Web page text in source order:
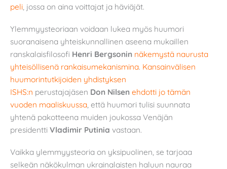
peli, jossa on aina voittajat ja häviäjät.
Ylemmyysteoriaan voidaan lukea myös huumori
suoranaisena yhteiskunnallinen aseena mukaillen
ranskalaisfilosofi Henri Bergsonin näkemystä naurusta
yhteisöllisenä rankaisumekanismina. Kansainvälisen
huumorintutkijoiden yhdistyksen
ISHS:n perustajajäsen Don Nilsen ehdotti jo tämän
vuoden maaliskuussa , että huumori tulisi suunnata
yhtenä pakotteena muiden joukossa Venäjän
presidentti Vladimir Putinia vastaan.
Vaikka ylemmyysteoria on yksipuolinen, se tarjoaa
selkeän näkökulman ukrainalaisten haluun nauraa